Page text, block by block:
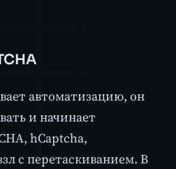
автоматизацию, он
и начинает
hCaptcha,
с перетаскиванием. В